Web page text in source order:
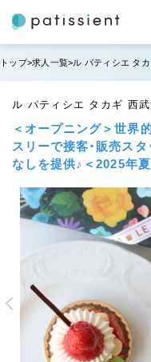
トップ 求人一覧 ル パティシエ タ
ル パティシエ タカギ 西
＜オープニング＞世界
スリーで接客・販売ス
なしを提供♪＜2025年